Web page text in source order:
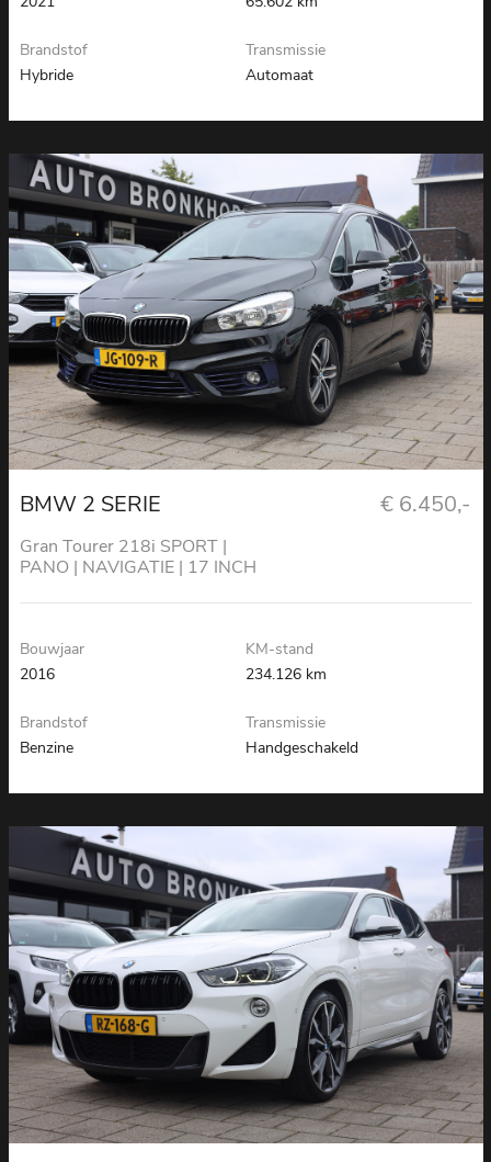
Brandstof
Hybride
Transmissie
Automaat
BMW 2 SERIE
Gran Tourer 218i SPORT |
PANO | NAVIGATIE | 17 INCH
€ 6.450,-
Bouwjaar
2016
KM-stand
234.126 km
Brandstof
Benzine
Transmissie
Handgeschakeld